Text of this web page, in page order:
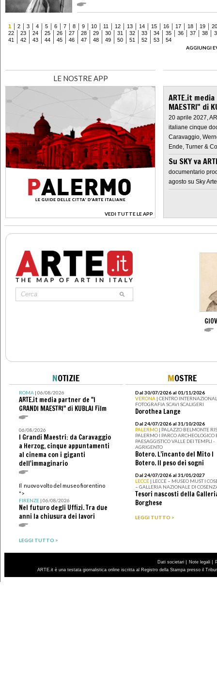
1 2 3 4 5 6 7 8 9 10 11 12 13 14 15 16 17 18 19
20
22
23 24 25 26 27 28 29 30 31 32 33 34 35 36 37 38
41
42 43 44 45 46 47 48 49 50 51 52 53
54
AGGIUNGI
LE NOSTRE APP
VEDI TUTTE LE APP
>
ARTE.it
MAESTRI" di
20 aprile 2027,
italiane cinque
Caravaggio,
Ende, Turner &
Su SKY va
documentario
agosto su Sky Arte
NOTIZIE
ROMA| 06/08/2026
ARTE.it media partner de "I
GRANDI MAESTRI" di KUBLAI Film
06/08/2026
I Grandi Maestri: da Caravaggio
a Herzog, cinque appuntamenti
al cinema con i giganti
dell'immaginario
Il nuovo volto del museo fiorentino
">
FIRENZE| 06/08/2026
Nel futuro degli Uffizi. Tra due
anni la chiusura dei lavori
LEGGI TUTTO >
MOSTRE
Dal 30/07/2026 al 01/11/2026
VERONA | CENTRO
FOTOGRAFIA SCAVI SCALIGERI
Dorothea Lange
Dal 24/07/2026 al 31/10/2026
PALERMO | PALAZZO BELMONTE
PALERMO I PARCO ARCHEOLOGICO
PAESAGGISTICO VALLE DEI TEMPLI -
AGRIGENTO
Botero. L’incanto del Mito I
Botero. Il peso dei sogni
Dal 24/07/2026 al 31/01/2027
LECCE | LECCE – MUSEO MUST I
– GALLERIA NAZIONALE DI
Tesori nascosti della
Borghese
LEGGI TUTTO >
Dati societari | Note legali |
ARTE.it è una testata giornalistica online iscritta al Registro della Stampa presso il